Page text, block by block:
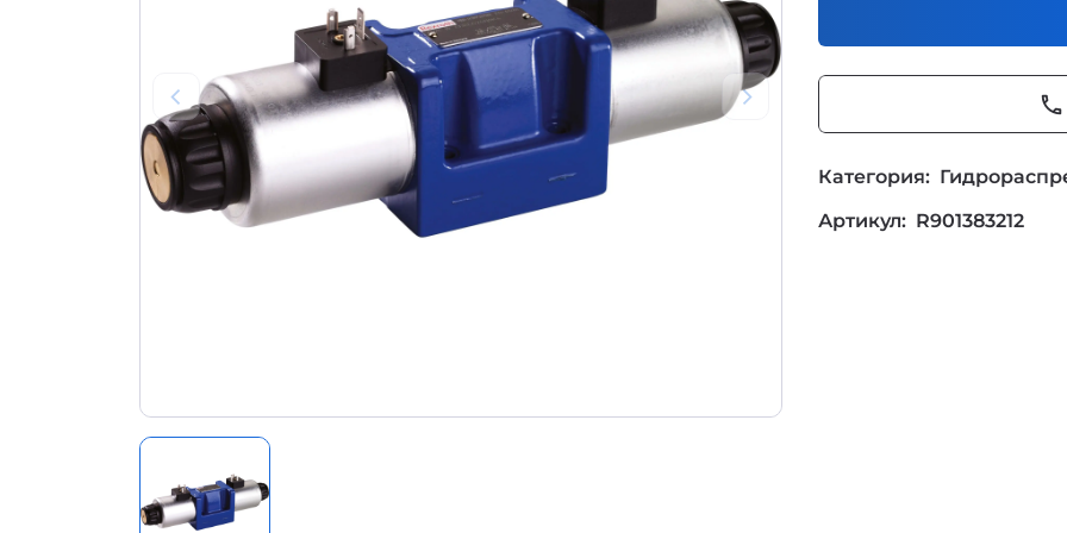
phone
Категория:
Артикул: R901383212